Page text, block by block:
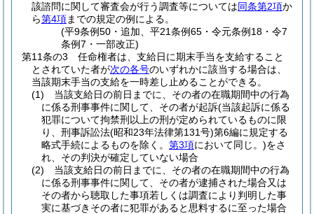
該諮問に関して審査会が行う調査等については同条第2項か
ら第4項までの規定の例による。
(平9条例50・追加、平21条例65・令元条例18・令7
条例7・一部改正)
第11条の3
任命権者は、支給日に期末手当を支給すること
とされていた者が次の各号のいずれかに該当する場合は、
当該期末手当の支給を一時差し止めることができる。
(1)
当該支給日の前日までに、その者の在職期間中の行為
に係る刑事事件に関して、その者が起訴(当該起訴に係る
犯罪について拘禁刑以上の刑が定められているものに限
り、刑事訴訟法(昭和23年法律第131号)第6編に規定する
略式手続によるものを除く。 第3項において同じ。)をさ
れ、その判決が確定していない場合
(2)
当該支給日の前日までに、その者の在職期間中の行為
に係る刑事事件に関して、その者が逮捕された場合又は
その者から聴取した事項若しくは調査により判明した事
実に基づきその者に犯罪があると思料するに至った場合